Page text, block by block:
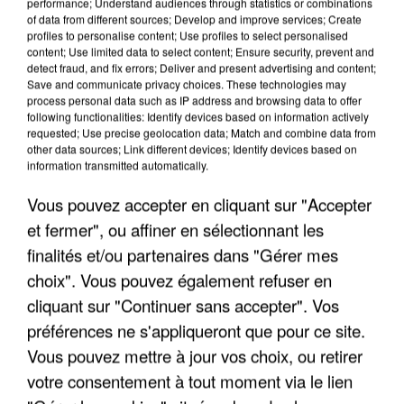
LES INTERVIEWS CHANTE
FRANCE
Voir plus
"JE SUIS À DISPOSITION DES
ENFOIRÉS"
"ON A TOUS LE TRAC"
"ON N'EST PAS DES PARENTS
of data from different sources; Develop and improve services; Create
profiles to personalise content; Use profiles to select personalised
content; Use limited data to select content; Ensure security, prevent and
detect fraud, and fix errors; Deliver and present advertising and content;
Save and communicate privacy choices. These technologies may
process personal data such as IP address and browsing data to offer
following functionalities: Identify devices based on information actively
requested; Use precise geolocation data; Match and combine data from
other data sources; Link different devices; Identify devices based on
information transmitted automatically.
Vous pouvez accepter en cliquant sur "Accepter
et fermer", ou affiner en sélectionnant les
finalités et/ou partenaires dans "Gérer mes
choix". Vous pouvez également refuser en
cliquant sur "Continuer sans accepter". Vos
préférences ne s'appliqueront que pour ce site.
Vous pouvez mettre à jour vos choix, ou retirer
votre consentement à tout moment via le lien